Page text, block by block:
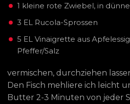
1 kleine rote Zwiebel, in
3 EL Rucola-Sprossen
5 EL Vinaigrette aus
Pfeffer/Salz
vermischen, durchziehen
Den Fisch mehliere ich leicht
Butter 2-3 Minuten von jeder